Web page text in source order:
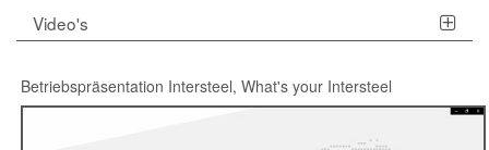
Video's
Betriebspräsentation Intersteel, What's your Intersteel